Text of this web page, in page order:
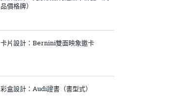
品價格牌）
卡片設計：Bernini雙面映象邀卡
彩盒設計：Audi證書（書型式）